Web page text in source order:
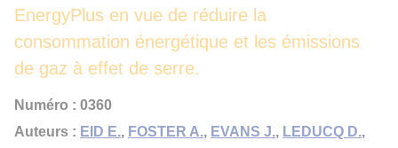
EnergyPlus en vue de réduire la
consommation énergétique et les émissions
de gaz à effet de serre.
Numéro : 0360
Auteurs : EID E., FOSTER A., EVANS J., LEDUCQ D.,